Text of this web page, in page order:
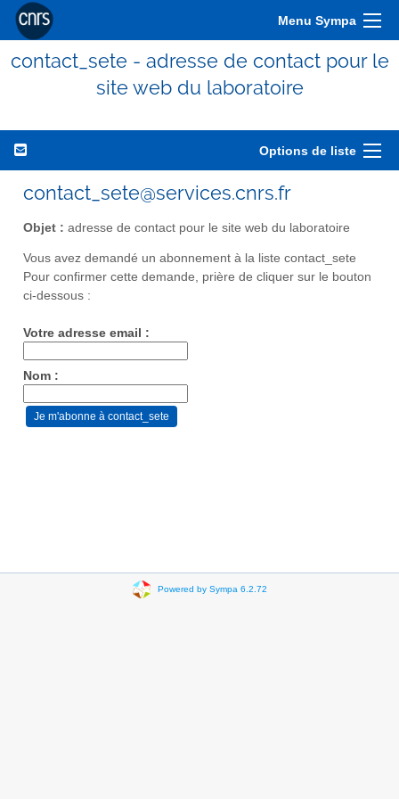
Menu Sympa
contact_sete - adresse de contact pour le
site web du laboratoire
Options de liste
contact_sete@services.cnrs.fr
Objet : adresse de contact pour le site web du laboratoire
Vous avez demandé un abonnement à la liste contact_sete
Pour confirmer cette demande, prière de cliquer sur le bouton
ci-dessous :
Votre adresse email :
Nom :
Powered by Sympa 6.2.72